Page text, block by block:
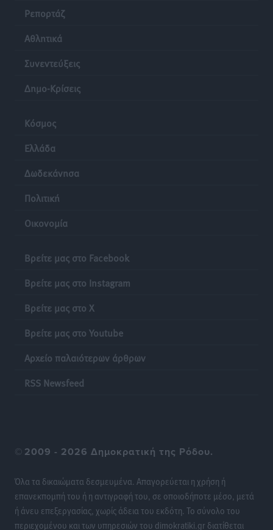
Ρεπορτάζ
Αθλητικά
Συνεντεύξεις
Δημο-Κρίσεις
Κόσμος
Ελλάδα
Δωδεκάνησα
Πολιτική
Οικονομία
Βρείτε μας στο Facebook
Βρείτε μας στο Instagram
Βρείτε μας στο X
Βρείτε μας στο Youtube
Αρχείο παλαιότερων άρθρων
RSS Newsfeed
© 2009 - 2026 Δημοκρατική της Ρόδου.
Όλα τα δικαιώματα δεσμευμένα. Απαγορεύεται η χρήση ή
επανεκπομπή του ή η αντιγραφή του, σε οποιοδήποτε μέσο, μετά
ή άνευ επεξεργασίας, χωρίς άδεια του εκδότη. Το σύνολο του
περιεχομένου και των υπηρεσιών του dimokratiki.gr διατίθεται